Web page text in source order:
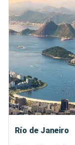
Río de Janeiro